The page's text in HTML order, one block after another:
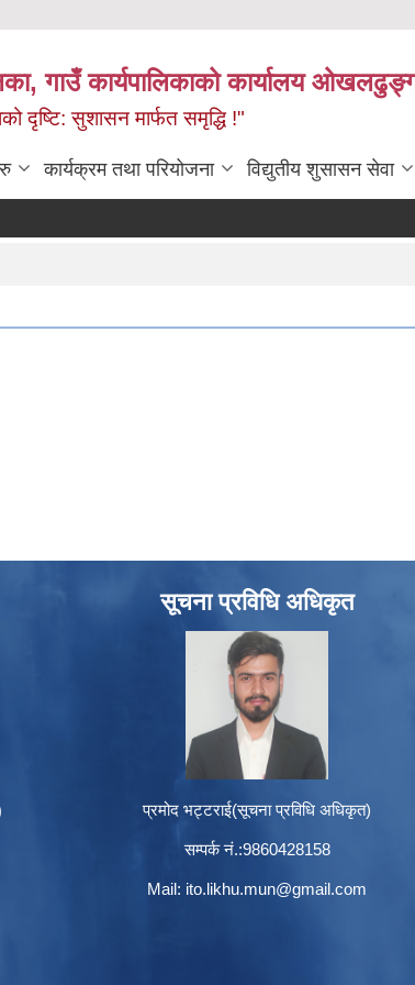
गाउँ कार्यपालिकाको कार्यालय
दृष्टि: सुशासन मार्फत समृद्धि !"
कार्यक्रम तथा परियोजना विद्युतीय शुसासन सेवा
सूचना प्रविधि अधिकृत
प्रमोद भट्टराई(सूचना प्रविधि अधिकृत)
सम्पर्क नं.:9860428158
Mail: ito.likhu.mun@gmail.com